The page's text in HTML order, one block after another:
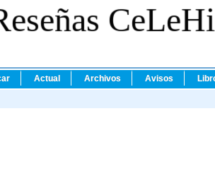
Actual Archivos Avisos